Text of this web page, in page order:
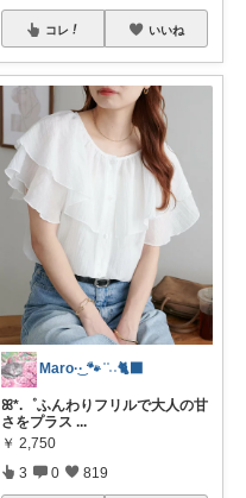
コレ いいね
Maro·͜· 🐾 ͗ ͗˒˒🐈‍⬛
ꕤ*.゜ふんわりフリルで大人の甘
さをプラス ...
￥ 2,750
3 0 819